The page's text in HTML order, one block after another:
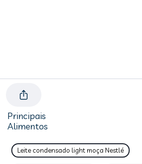
Principais
Alimentos
Leite condensado light moça Nestlé